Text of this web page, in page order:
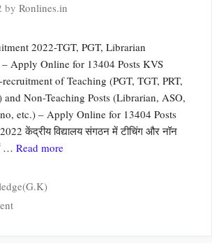
by Ronlines.in
2022-TGT, PGT, Librarian
Apply Online for 13404 Posts KVS
of Teaching (PGT, TGT, PRT,
and Non-Teaching Posts (Librarian, ASO,
etc.) – Apply Online for 13404 Posts
केंद्रीय विद्यालय संगठन में टीचिंग और नॉन
… Read more